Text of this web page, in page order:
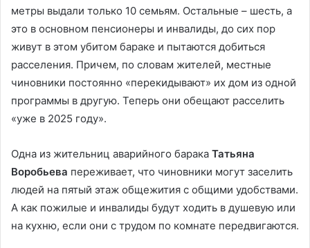
метры выдали только 10 семьям. Остальные – шесть, а
это в основном пенсионеры и инвалиды, до сих пор
живут в этом убитом бараке и пытаются добиться
расселения. Причем, по словам жителей, местные
чиновники постоянно «перекидывают» их дом из одной
программы в другую. Теперь они обещают расселить
«уже в 2025 году».
Одна из жительниц аварийного барака Татьяна
Воробьева переживает, что чиновники могут заселить
людей на пятый этаж общежития с общими удобствами.
А как пожилые и инвалиды будут ходить в душевую или
на кухню, если они с трудом по комнате передвигаются.